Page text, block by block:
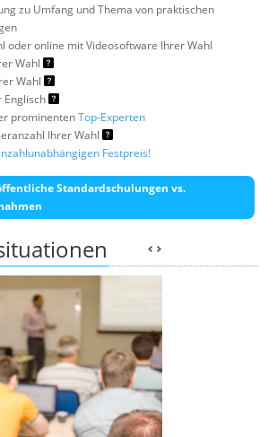
zu Umfang und Thema von praktischen
oder online mit Videosoftware Ihrer Wahl
Wahl
Wahl
Englisch
prominentenTop-Experten
Ihrer Wahl
Festpreis!
Standardschulungen vs.